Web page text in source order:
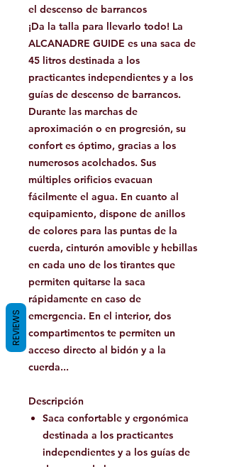
el descenso de barrancos
¡Da la talla para llevarlo todo! La
ALCANADRE GUIDE es una saca de
45 litros destinada a los
practicantes independientes y a los
guías de descenso de barrancos.
Durante las marchas de
aproximación o en progresión, su
confort es óptimo, gracias a los
numerosos acolchados. Sus
múltiples orificios evacuan
fácilmente el agua. En cuanto al
equipamiento, dispone de anillos
de colores para las puntas de la
cuerda, cinturón amovible y hebillas
en cada uno de los tirantes que
permiten quitarse la saca
rápidamente en caso de
emergencia. En el interior, dos
compartimentos te permiten un
acceso directo al bidón y a la
cuerda...
Descripción
Saca confortable y ergonómica
destinada a los practicantes
independientes y a los guías de
REVIEWS